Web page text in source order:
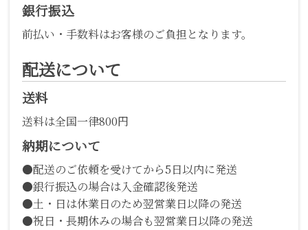
銀行振込
前払い・手数料はお客様のご負担となります。
配送について
送料
送料は全国一律800円
納期について
●配送のご依頼を受けてから5日以内に発送
●銀行振込の場合は入金確認後発送
●土・日は休業日のため翌営業日以降の発送
●祝日・長期休みの場合も翌営業日以降の発送